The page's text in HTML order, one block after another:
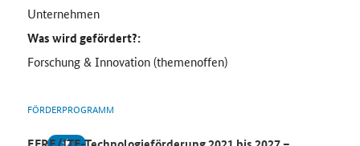
Unternehmen
Was wird gefördert?:
Forschung & Innovation (themenoffen)
FÖRDERPROGRAMM